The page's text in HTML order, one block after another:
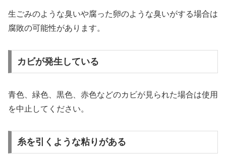
生ごみのような臭いや腐った卵のような臭いがする場合は
腐敗の可能性があります。
カビが発生している
青色、緑色、黒色、赤色などのカビが見られた場合は使用
を中止してください。
糸を引くような粘りがある